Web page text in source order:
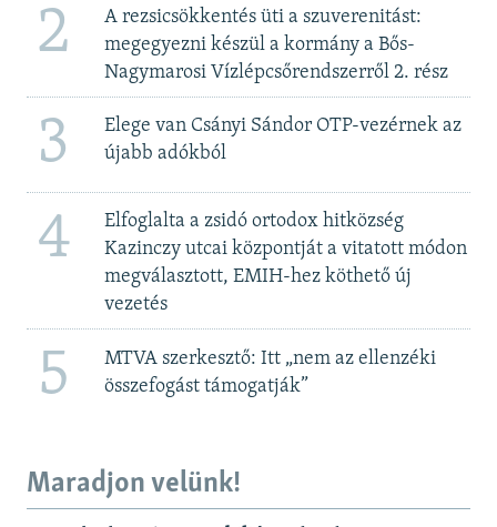
2
A rezsicsökkentés üti a szuverenitást:
megegyezni készül a kormány a Bős-
Nagymarosi Vízlépcsőrendszerről 2. rész
3
Elege van Csányi Sándor OTP-vezérnek az
újabb adókból
4
Elfoglalta a zsidó ortodox hitközség
Kazinczy utcai központját a vitatott módon
megválasztott, EMIH-hez köthető új
vezetés
5
MTVA szerkesztő: Itt „nem az ellenzéki
összefogást támogatják”
Maradjon velünk!